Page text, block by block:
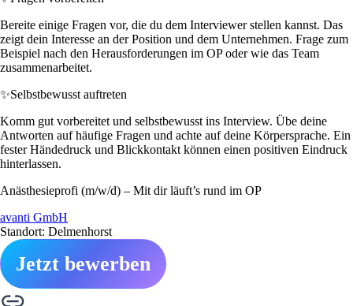
Bereite einige Fragen vor, die du dem Interviewer stellen kannst. Das
zeigt dein Interesse an der Position und dem Unternehmen. Frage zum
Beispiel nach den Herausforderungen im OP oder wie das Team
zusammenarbeitet.
✨Selbstbewusst auftreten
Komm gut vorbereitet und selbstbewusst ins Interview. Übe deine
Antworten auf häufige Fragen und achte auf deine Körpersprache. Ein
fester Händedruck und Blickkontakt können einen positiven Eindruck
hinterlassen.
Anästhesieprofi (m/w/d) – Mit dir läuft’s rund im OP
avanti GmbH
Standort: Delmenhorst
Jetzt bewerben